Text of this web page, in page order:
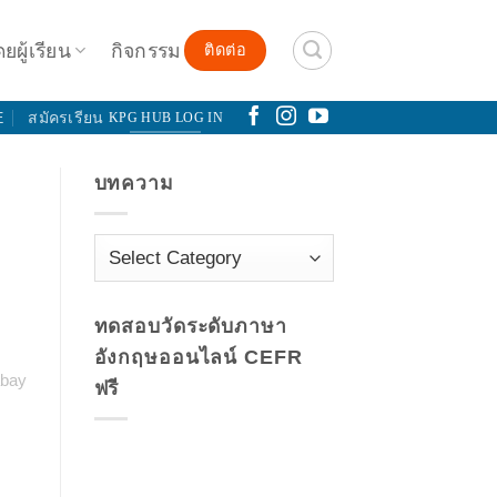
ผู้เรียน กิจกรรม ติดต่อ
สมัครเรียน KPG HUB LOG IN
บทความ
บทความ
ทดสอบวัดระดับภาษา
อังกฤษออนไลน์​ CEFR
ฟรี